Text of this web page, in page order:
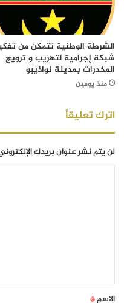
الشرطة الوطنية تتمكن من
شبكة إجرامية لتهريب و ترويج
المخدرات بمدينة نواذيبو
منذ يومين
اترك تعليقاً
لن يتم نشر عنوان بريدك
الاسم*